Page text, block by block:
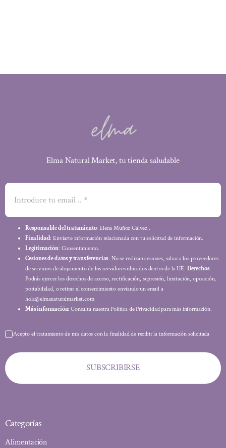
Elma Natural Market, tu tienda saludable
Responsable del tratamiento: Elena Muñoz Gálvez .
Finalidad: Enviarte información relacionada con tu solicitud de información.
Legitimación: Consentimiento.
Cesiones de datos y transferencias: No se realizan cesiones, salvo a los proveedores
de servicios de alojamiento de los servidores ubicados dentro de la UE. Derechos:
Podrás ejercer los derechos de acceso, rectificación, supresión, limitación, oposición,
portabilidad, o retirar el consentimiento enviando un email a
hola@elmanaturalmarket.com
Más información: Consulta nuestra Política de Privacidad para más información.
Acepto el tratamiento de mis datos con la finalidad de recibir la información solicitada
SUBSCRIBIRSE
Categorías
Alimentación